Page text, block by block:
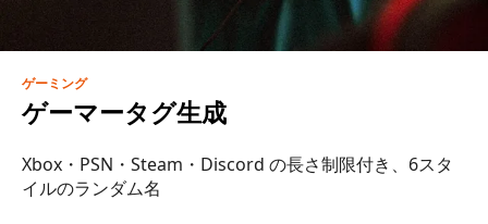
ゲーミング
ゲーマータグ生成
Xbox・PSN・Steam・Discord の長さ制限付き、6スタ
イルのランダム名